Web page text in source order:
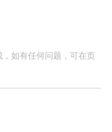
如有任何问题，可在页